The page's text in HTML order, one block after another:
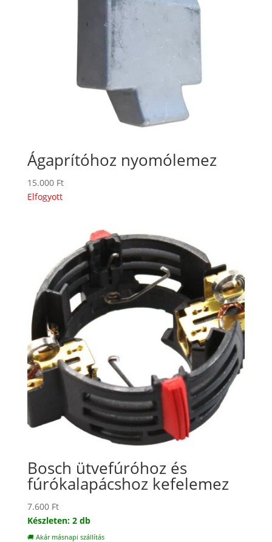
Ágaprítóhoz nyomólemez
15.000 Ft
Elfogyott
Bosch ütvefúróhoz és
fúrókalapácshoz kefelemez
7.600 Ft
Készleten: 2 db
🚚 Akár másnapi szállítás